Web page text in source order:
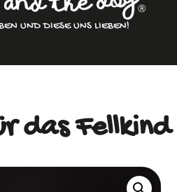
UND DIESE UNS LIEBEN!
das Fellkind